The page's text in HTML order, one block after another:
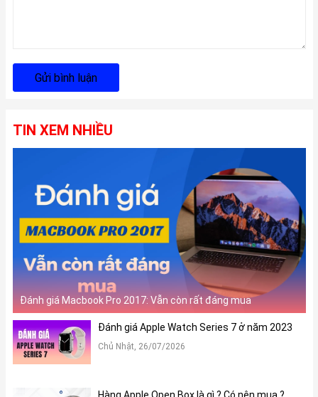
Gửi bình luận
TIN XEM NHIỀU
Đánh giá Macbook Pro 2017: Vẫn còn rất đáng mua
Đánh giá Apple Watch Series 7 ở năm 2023
Chủ Nhật, 26/07/2026